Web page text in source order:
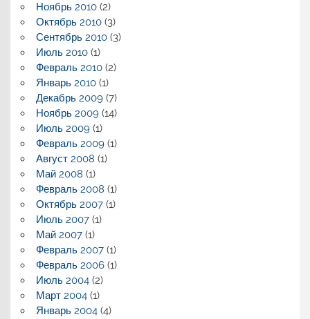
Ноябрь 2010(2)
Октябрь 2010(3)
Сентябрь 2010(3)
Июль 2010(1)
Февраль 2010(2)
Январь 2010(1)
Декабрь 2009(7)
Ноябрь 2009(14)
Июль 2009(1)
Февраль 2009(1)
Август 2008 (1)
Май 2008 (1)
Февраль 2008 (1)
Октябрь 2007(1)
Июль 2007(1)
Май 2007(1)
Февраль 2007(1)
Февраль 2006(1)
Июль 2004(2)
Март 2004(1)
Январь 2004(4)